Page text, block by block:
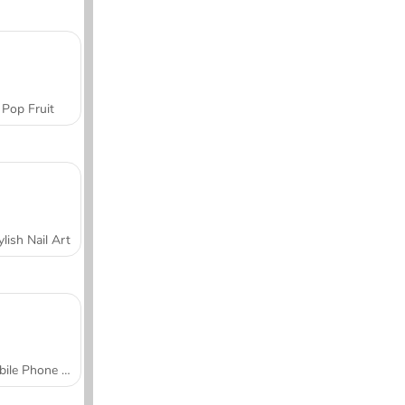
Pop Fruit
Nail Art
Mobile Phone Case Design & DIY